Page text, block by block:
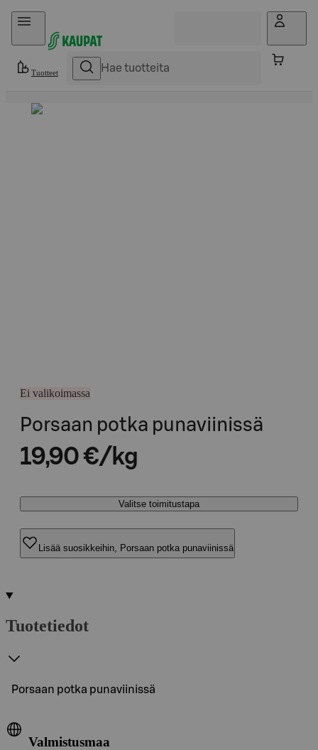
Hyppää sisältöön
Tuotteet
Ei valikoimassa
Porsaan potka punaviinissä
19,90 €/kg
Valitse toimitustapa
Lisää suosikkeihin, Porsaan potka punaviinissä
Tuotetiedot
Porsaan potka punaviinissä
Valmistusmaa